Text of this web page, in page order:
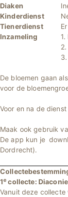
Diaken
Kinderdienst
Tienerdienst
Inzameling
De bloemen gaan
voor de
Voor en na de
Maak ook gebruik
De app kun je
Dordrecht).
1e collecte:
Vanuit deze